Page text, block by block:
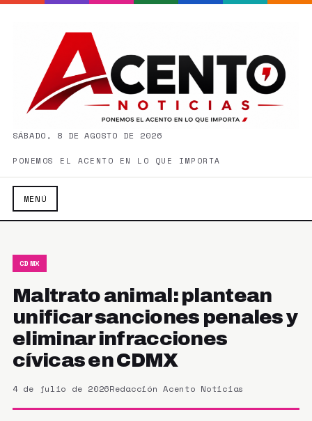
SÁBADO, 8 DE AGOSTO DE 2026
PONEMOS EL ACENTO EN LO QUE IMPORTA
MENÚ
CDMX
Maltrato animal: plantean
unificar sanciones penales y
eliminar infracciones
cívicas en CDMX
4 de julio de 2026Redacción Acento Noticias